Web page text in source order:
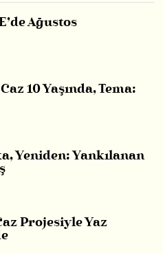
Ağustos
10 Yaşında, Tema:
Yeniden: Yankılanan
Projesiyle Yaz